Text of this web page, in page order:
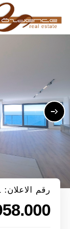
رقم الاعلان: 1781
$